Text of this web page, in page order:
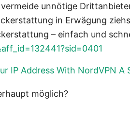
unnötige
in Erwägung
– einfach und
IP Address With NordVPN A
möglich?